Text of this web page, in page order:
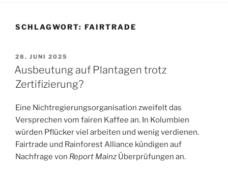
SCHLAGWORT: FAIRTRADE
VERÖFFENTLICHT
AM
28. JUNI 2025
Ausbeutung auf Plantagen trotz
Zertifizierung?
Eine Nichtregierungsorganisation zweifelt das
Versprechen vom fairen Kaffee an. In Kolumbien
würden Pflücker viel arbeiten und wenig verdienen.
Fairtrade und Rainforest Alliance kündigen auf
Nachfrage von Report Mainz Überprüfungen an.